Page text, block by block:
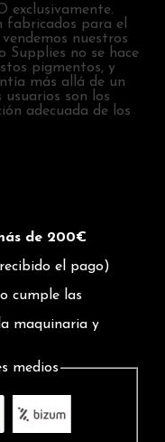
exclusivamente.
fabricados para el
nuestros
Supplies no se hace
pigmentos, y
más allá de un
usuarios son los
adecuada de los
de 200€
el pago)
cumple las
maquinaria y
medios